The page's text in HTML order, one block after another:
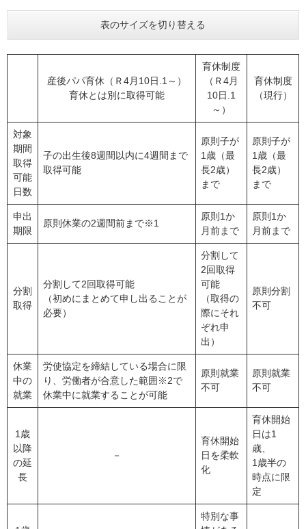
表のサイズを切り替える
産後パパ育休（Ｒ4月10日.1～）
育休とは別に取得可能
育休制度
（Ｒ4月
10日.1
～）
育休制度
（現行）
対象
期間
取得
可能
日数
子の出生後8週間以内に4週間まで
取得可能
原則子が
1歳（最
長2歳）
まで
原則子が
1歳（最
長2歳）
まで
申出
期限
原則休業の2週間前まで※1
原則1か
月前まで
原則1か
月前まで
分割
取得
分割して2回取得可能
（初めにまとめて申し出ることが
必要）
分割して
2回取得
可能
（取得の
際にそれ
ぞれ申
出）
原則分割
不可
休業
中の
就業
労使協定を締結している場合に限
り、労働者が合意した範囲※2で
休業中に就業することが可能
原則就業
不可
原則就業
不可
1歳
以降
の延
長
－
育休開始
日を柔軟
化
育休開始
日は1
歳、
1歳半の
時点に限
定
特別な事